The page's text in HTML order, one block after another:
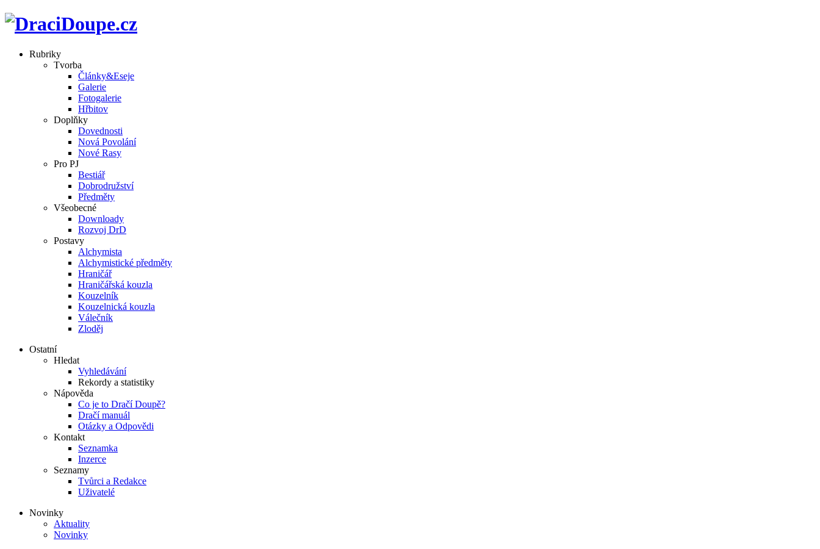
Rubriky
Tvorba
Články&Eseje
Galerie
Fotogalerie
Hřbitov
Doplňky
Dovednosti
Nová Povolání
Nové Rasy
Pro PJ
Bestiář
Dobrodružství
Předměty
Všeobecné
Downloady
Rozvoj DrD
Postavy
Alchymista
Alchymistické předměty
Hraničář
Hraničářská kouzla
Kouzelník
Kouzelnická kouzla
Válečník
Zloděj
Ostatní
Hledat
Vyhledávání
Rekordy a statistiky
Nápověda
Co je to Dračí Doupě?
Dračí manuál
Otázky a Odpovědi
Kontakt
Seznamka
Inzerce
Seznamy
Tvůrci a Redakce
Uživatelé
Novinky
Aktuality
Novinky